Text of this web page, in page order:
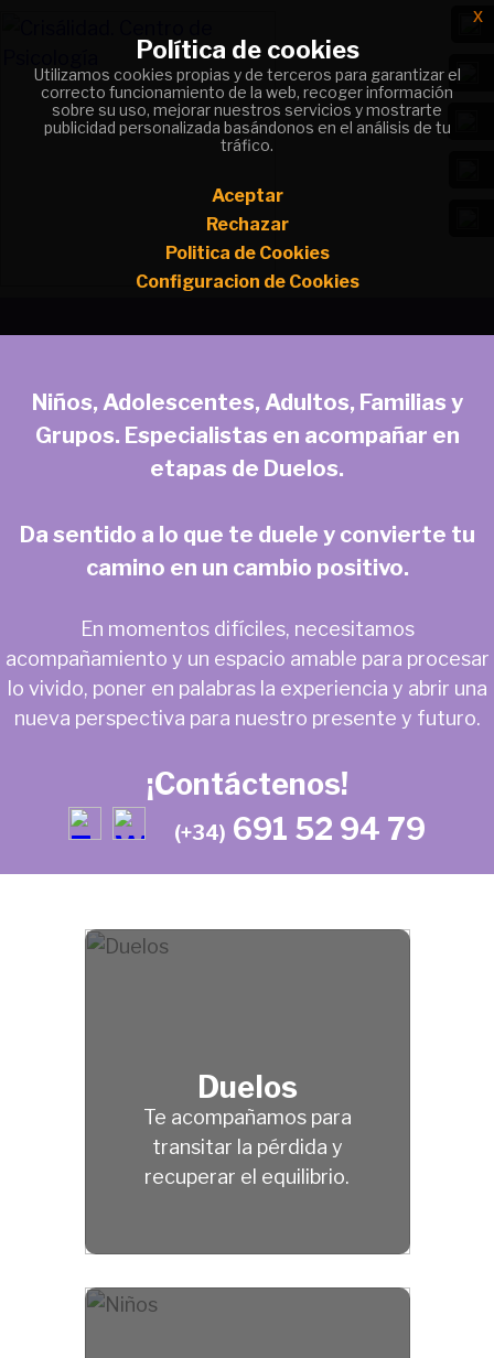
Niños, Adolescentes, Adultos, Familias y
Grupos. Especialistas en acompañar en
etapas de Duelos.
Da sentido a lo que te duele y convierte tu
camino en un cambio positivo.
En momentos difíciles, necesitamos
acompañamiento y un espacio amable para procesar
lo vivido, poner en palabras la experiencia y abrir una
nueva perspectiva para nuestro presente y futuro.
¡Contáctenos!
(+34) 691 52 94 79
Duelos
Te acompañamos para
transitar la pérdida y
recuperar el equilibrio.
Política de cookies
Utilizamos cookies propias y de terceros para garantizar el
correcto funcionamiento de la web, recoger información
sobre su uso, mejorar nuestros servicios y mostrarte
publicidad personalizada basándonos en el análisis de tu
tráfico.
Aceptar
Rechazar
Politica de Cookies
Configuracion de Cookies
x
Política de cookies
Utilizamos cookies propias y de terceros para garantizar el
correcto funcionamiento de la web, recoger información
sobre su uso, mejorar nuestros servicios y mostrarte
publicidad personalizada basándonos en el análisis de tu
tráfico.
Aceptar
Rechazar
Politica de Cookies
Configuracion de Cookies
x